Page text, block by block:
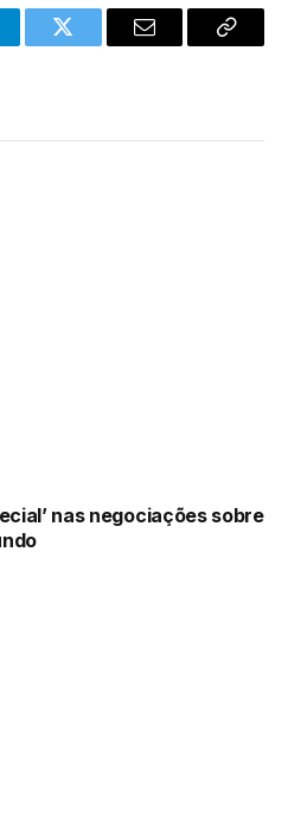
Twitter Email
Copy
nas negociações sobre